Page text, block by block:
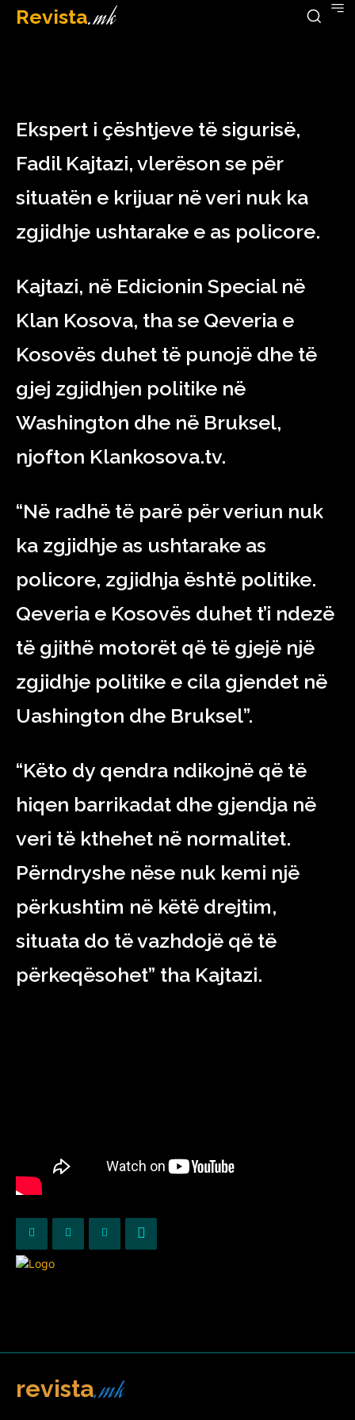
Revista.mk
December 21, 2022
Ekspert i çështjeve të sigurisë,
Fadil Kajtazi, vlerëson se për
situatën e krijuar në veri nuk ka
zgjidhje ushtarake e as policore.
Kajtazi, në Edicionin Special në
Klan Kosova, tha se Qeveria e
Kosovës duhet të punojë dhe të
gjej zgjidhjen politike në
Washington dhe në Bruksel,
njofton Klankosova.tv.
“Në radhë të parë për veriun nuk
ka zgjidhje as ushtarake as
policore, zgjidhja është politike.
Qeveria e Kosovës duhet t’i ndezë
të gjithë motorët që të gjejë një
zgjidhje politike e cila gjendet në
Uashington dhe Bruksel”.
“Këto dy qendra ndikojnë që të
hiqen barrikadat dhe gjendja në
veri të kthehet në normalitet.
Përndryshe nëse nuk kemi një
përkushtim në këtë drejtim,
situata do të vazhdojë që të
përkeqësohet” tha Kajtazi.
revista.mk